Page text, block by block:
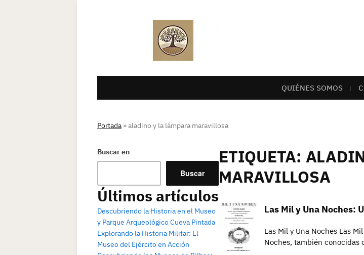
QUIÉNES SOMOS
Portada »aladino y la lámpara maravillosa
Buscar en
Buscar
Últimos artículos
Descubriendo la Historia en el Museo
y Parque Arqueológico Cueva Pintada
Explorando la Historia Militar: El
Museo del Ejército en Acción
ETIQUETA:
MARAVILLOSA
Las Mil y Una Noches:
Las Mil y Una Noches Las
Noches, también conocidas